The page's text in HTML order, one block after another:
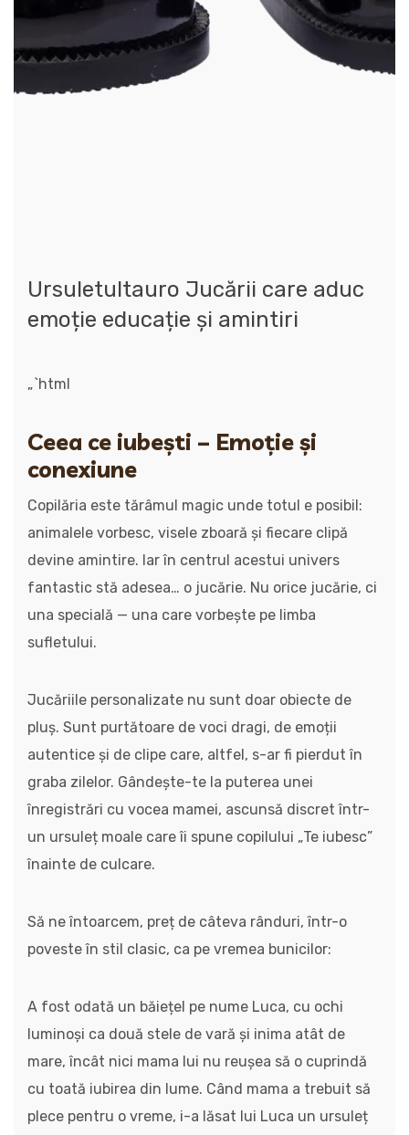
Ursuletultauro Jucării care aduc
emoție educație și amintiri
„`html
Ceea ce iubești – Emoție și
conexiune
Copilăria este tărâmul magic unde totul e posibil:
animalele vorbesc, visele zboară și fiecare clipă
devine amintire. Iar în centrul acestui univers
fantastic stă adesea… o jucărie. Nu orice jucărie, ci
una specială — una care vorbește pe limba
sufletului.
Jucăriile personalizate nu sunt doar obiecte de
pluș. Sunt purtătoare de voci dragi, de emoții
autentice și de clipe care, altfel, s-ar fi pierdut în
graba zilelor. Gândește-te la puterea unei
înregistrări cu vocea mamei, ascunsă discret într-
un ursuleț moale care îi spune copilului „Te iubesc”
înainte de culcare.
Să ne întoarcem, preț de câteva rânduri, într-o
poveste în stil clasic, ca pe vremea bunicilor:
A fost odată un băiețel pe nume Luca, cu ochi
luminoși ca două stele de vară și inima atât de
mare, încât nici mama lui nu reușea să o cuprindă
cu toată iubirea din lume. Când mama a trebuit să
plece pentru o vreme, i-a lăsat lui Luca un ursuleț